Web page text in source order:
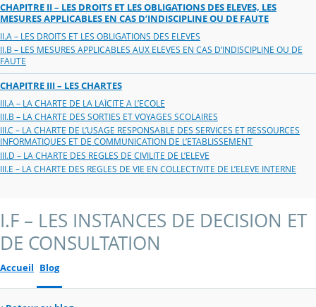
CHAPITRE II – LES DROITS ET LES OBLIGATIONS DES ELEVES, LES
MESURES APPLICABLES EN CAS D’INDISCIPLINE OU DE FAUTE
II.A – LES DROITS ET LES OBLIGATIONS DES ELEVES
II.B – LES MESURES APPLICABLES AUX ELEVES EN CAS D’INDISCIPLINE OU DE
FAUTE
CHAPITRE III – LES CHARTES
III.A – LA CHARTE DE LA LAÏCITE A L’ECOLE
III.B – LA CHARTE DES SORTIES ET VOYAGES SCOLAIRES
III.C – LA CHARTE DE L’USAGE RESPONSABLE DES SERVICES ET RESSOURCES
INFORMATIQUES ET DE COMMUNICATION DE L’ETABLISSEMENT
III.D – LA CHARTE DES REGLES DE CIVILITE DE L’ELEVE
III.E – LA CHARTE DES REGLES DE VIE EN COLLECTIVITE DE L’ELEVE INTERNE
I.F – LES INSTANCES DE DECISION ET
DE CONSULTATION
Accueil Blog